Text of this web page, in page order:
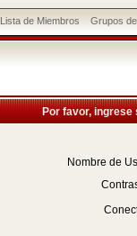
Lista de Miembros Grupos
Por favor,
Nombre de